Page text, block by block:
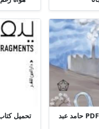
تحميل كتاب مصنع السحاب PDF حامد عبد